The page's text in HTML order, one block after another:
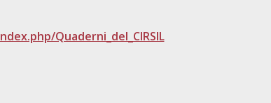
Quaderni_del_CIRSIL